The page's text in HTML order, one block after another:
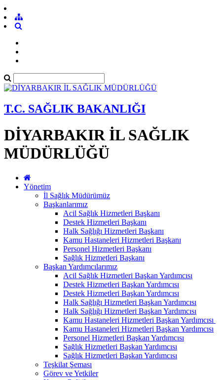
T.C. SAĞLIK BAKANLIĞI
DİYARBAKIR İL SAĞLIK
MÜDÜRLÜĞÜ
Yönetim
İl Sağlık Müdürümüz
Başkanlarımız
Acil Sağlık Hizmetleri Başkanı
Destek Hizmetleri Başkanı
Halk Sağlığı Hizmetleri Başkanı
Kamu Hastaneleri Hizmetleri Başkanı
Personel Hizmetleri Başkanı
Sağlık Hizmetleri Başkanı
Başkan Yardımcılarımız
Acil Sağlık Hizmetleri Başkan Yardımcısı
Destek Hizmetleri Başkan Yardımcısı
Destek Hizmetleri Başkan Yardımcısı
Halk Sağlığı Hizmetleri Başkan Yardımcısı
Halk Sağlığı Hizmetleri Başkan Yardımcısı
Kamu Hastaneleri Hizmetleri Başkan Yardımcısı ​
Kamu Hastaneleri Hizmetleri Başkan Yardımcısı
Personel Hizmetleri Başkan Yardımcısı
Sağlık Hizmetleri Başkan Yardımcısı
Sağlık Hizmetleri Başkan Yardımcısı
Teşkilat Şeması
Görev ve Yetkiler